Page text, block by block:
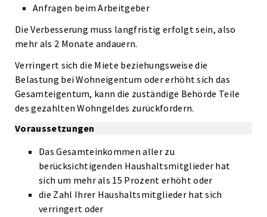
Anfragen beim Arbeitgeber
Die Verbesserung muss langfristig erfolgt sein, also
mehr als 2 Monate andauern.
Verringert sich die Miete beziehungsweise die
Belastung bei Wohneigentum oder erhöht sich das
Gesamteigentum, kann die zuständige Behörde Teile
des gezahlten Wohngeldes zurückfordern.
Voraussetzungen
Das Gesamteinkommen aller zu
berücksichtigenden Haushaltsmitglieder hat
sich um mehr als 15 Prozent erhöht oder
die Zahl Ihrer Haushaltsmitglieder hat sich
verringert oder